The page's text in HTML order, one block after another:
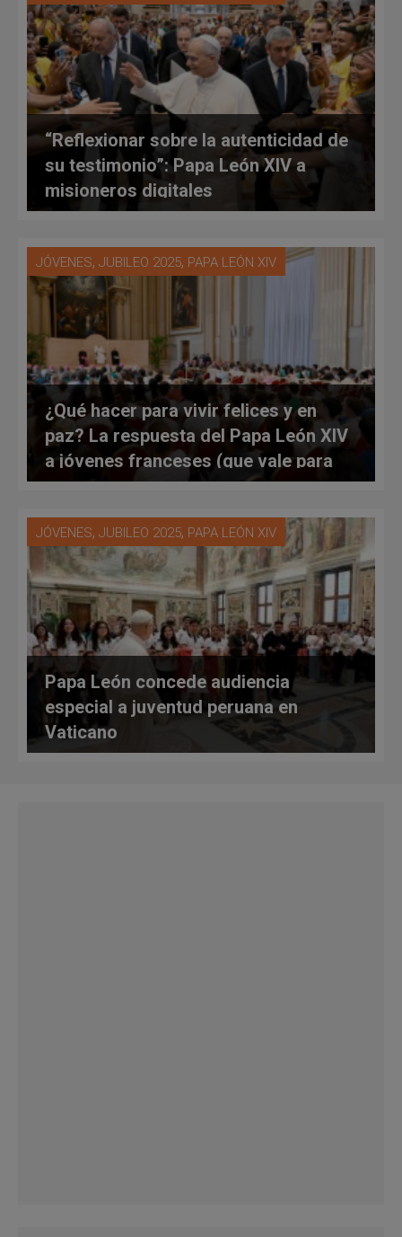
“Reflexionar sobre la autenticidad de
su testimonio”: Papa León XIV a
misioneros digitales
JÓVENES, JUBILEO 2025, PAPA LEÓN XIV
¿Qué hacer para vivir felices y en
paz? La respuesta del Papa León XIV
a jóvenes franceses (que vale para
todos)
JÓVENES, JUBILEO 2025, PAPA LEÓN XIV
Papa León concede audiencia
especial a juventud peruana en
Vaticano